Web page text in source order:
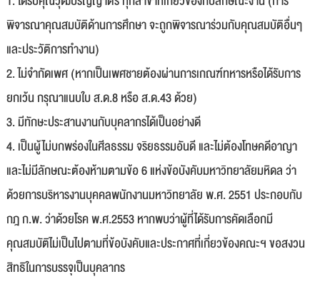
พิจารณาคุณสมบัติด้านการศึกษา จะถูกพิจารณาร่วมกับคุณสมบัติอื่นๆ
และประวัติการทำงาน)
2. ไม่จำกัดเพศ (หากเป็นเพศชายต้องผ่านการเกณฑ์ทหารหรือได้รับการ
ยกเว้น กรุณาแนบใบ ส.ด.8 หรือ ส.ด.43 ด้วย)
3. มีทักษะประสานงานกับบุคลากรได้เป็นอย่างดี
4. เป็นผู้ไม่บกพร่องในศีลธรรม จริยธรรมอันดี และไม่ต้องโทษคดีอาญา
และไม่มีลักษณะต้องห้ามตามข้อ 6 แห่งข้อบังคับมหาวิทยาลัยมหิดล ว่า
ด้วยการบริหารงานบุคคลพนักงานมหาวิทยาลัย พ.ศ. 2551 ประกอบกับ
กฎ ก.พ. ว่าด้วยโรค พ.ศ.2553 หากพบว่าผู้ที่ได้รับการคัดเลือกมี
คุณสมบัติไม่เป็นไปตามที่ข้อบังคับและประกาศที่เกี่ยวข้องคณะฯ ขอสงวน
สิทธิในการบรรจุเป็นบุคลากร